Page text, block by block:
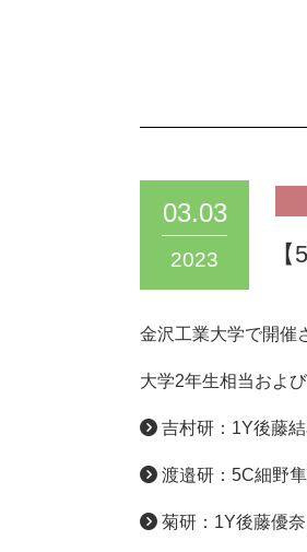
03.03
2023
金沢工業大学で開催
大学2年生相当およ
吉村研：1Y後藤
渡邉研：5C細野
菊研：1Y後藤優